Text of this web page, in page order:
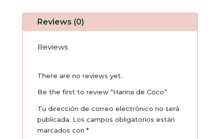
Coco
quantity
Reviews (0)
Reviews
There are no reviews yet.
Be the first to review “Harina de Coco”
Tu dirección de correo electrónico no será
publicada. Los campos obligatorios están
marcados con *